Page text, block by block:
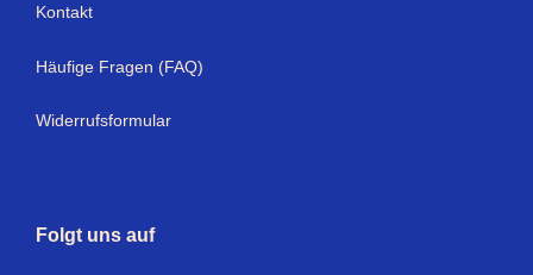
Kontakt
Häufige Fragen (FAQ)
Widerrufsformular
Folgt uns auf